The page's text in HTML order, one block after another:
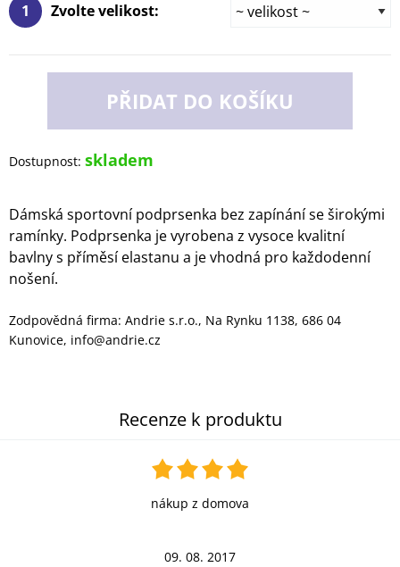
1 Zvolte velikost:
PŘIDAT DO KOŠÍKU
Dostupnost: skladem
Dámská sportovní podprsenka bez zapínání se širokými
ramínky. Podprsenka je vyrobena z vysoce kvalitní
bavlny s příměsí elastanu a je vhodná pro každodenní
nošení.
Zodpovědná firma: Andrie s.r.o., Na Rynku 1138, 686 04
Kunovice, info@andrie.cz
Recenze k produktu
nákup z domova
09. 08. 2017